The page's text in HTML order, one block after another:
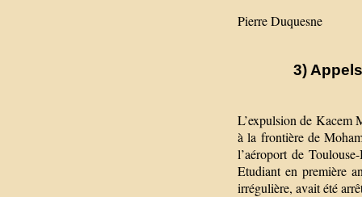
Pierre Duquesne
3)
L’expulsion de Kacem
à la frontière de
l’aéroport de
Etudiant en première
irrégulière, avait été